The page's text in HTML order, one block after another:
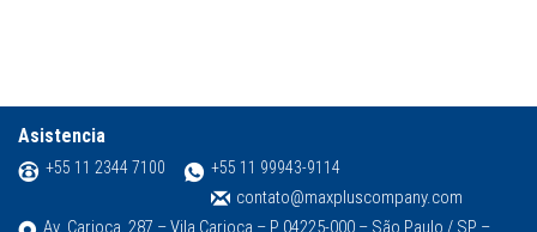
Asistencia
+55 11 2344 7100 +55 11 99943-9114
contato@maxpluscompany.com
Av. Carioca, 287 – Vila Carioca – P 04225-000 – São Paulo / SP –